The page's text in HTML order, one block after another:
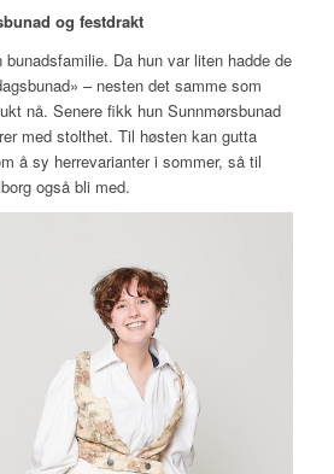
og festdrakt
Da hun var liten hadde de
– nesten det samme som
nå. Senere fikk hun Sunnmørsbunad
med stolthet. Til høsten kan gutta
å sy herrevarianter i sommer, så til
også bli med.